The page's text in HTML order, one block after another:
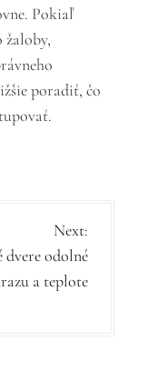
Pokiaľ
žaloby,
poradiť, čo
Next:
dvere odolné
a teplote